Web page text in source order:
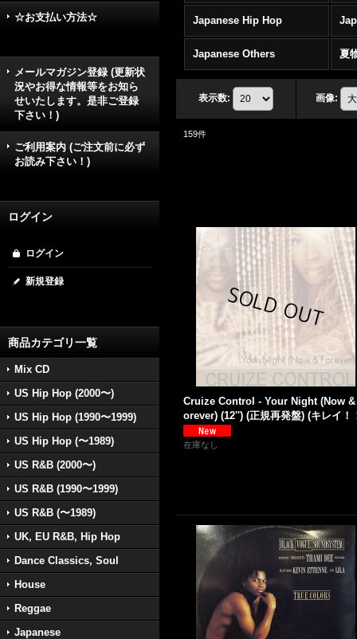
☆お支払い方法☆
メールマガジン登録 (更新状
況やお得な情報等をお知ら
せいたします。是非ご登録
下さい！)
ご利用案内 (ご注文前に必ず
お読み下さい！)
ログイン
ログイン
新規登録
商品カテゴリ一覧
Mix CD
US Hip Hop (2000〜)
US Hip Hop (1990〜1999)
US Hip Hop (〜1989)
US R&B (2000〜)
US R&B (1990〜1999)
US R&B (〜1989)
UK, EU R&B, Hip Hop
Dance Classics, Soul
House
Reggae
Japanese
Japanese Hip Hop
Japanese Others 夏
表示数: 画像:
159件
Cruize Control - Your Night (Now &
orever) (12'') (正規再発盤) (キレイ！
在庫なし